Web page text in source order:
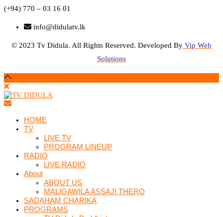
(+94) 770 – 03 16 01
info@didulatv.lk
© 2023 Tv Didula. All Rights Reserved. Developed By Vip Web
Solutions
HOME
TV
LIVE TV
PROGRAM LINEUP
RADIO
LIVE RADIO
About
ABOUT US
MALIGAWILA ASSAJI THERO
SADAHAM CHARIKA
PROGRAMS